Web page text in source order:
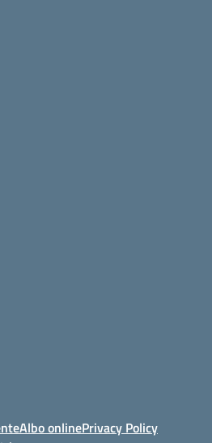
Albo onlinePrivacy Policy